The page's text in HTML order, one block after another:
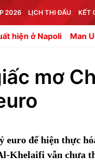
2026 LỊCH THI ĐẤU KẾT
Man Utd đón tín
mơ
euro để hiện thực
Khelaifi vẫn chưa